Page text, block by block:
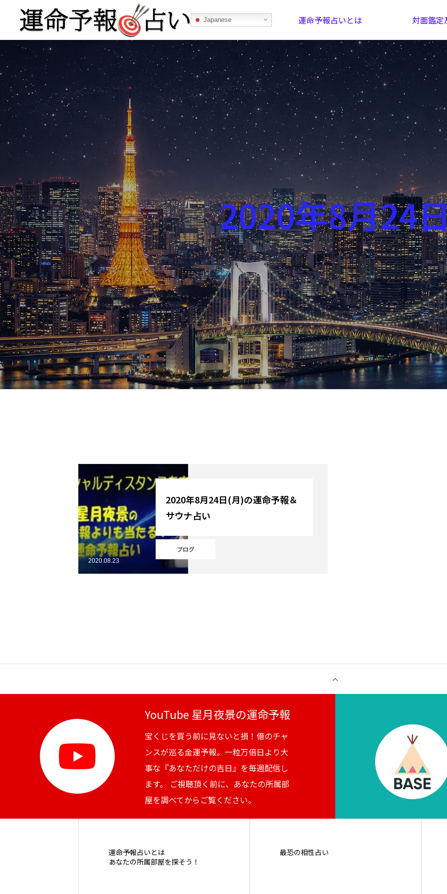
Japanese 運命予報占いとは 対面鑑定
運命予報占い
運命予報占いとは あなたの所属部屋を探そう！ 最恐の相性占い
記事カテゴリー
ブログ お知らせ 芸能界
スポーツ 競馬 社会
テニス四大大会・五輪
テニス四大大会・五輪
YouTube
Online Store
2020年8月24
ブログ
2020年8月24日(月)の運命予報＆
サウナ占い
2020.08.23
YouTube 星月夜景の運命予報
宝くじを買う前に見ないと損！億のチャ
ンスが巡る金運予報。一粒万倍日より大
事な『あなただけの吉日』を毎週配信し
ます。 ご視聴頂く前に、あなたの所属部
屋を調べてからご覧ください。
運命予報占いとは
あなたの所属部屋を探そう！
最恐の相性占い